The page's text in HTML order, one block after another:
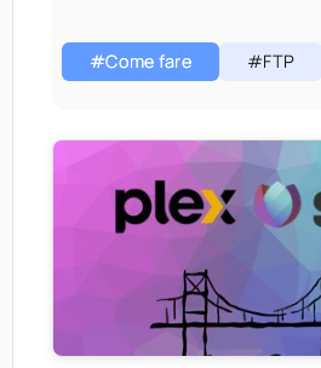
#Come fare #FTP